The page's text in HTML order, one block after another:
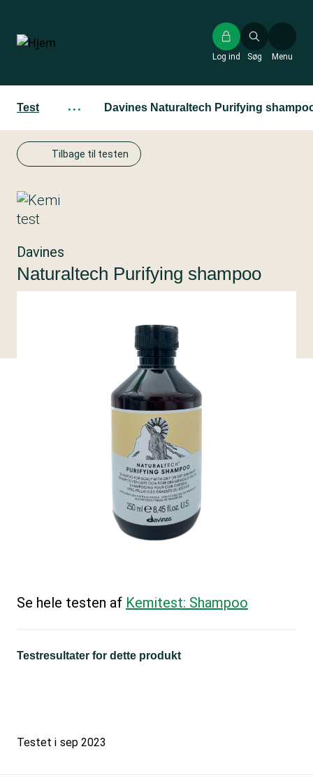
hovedindhold
Søg
Log ind Menu
Test ··· Davines Naturaltech Purifying
Tilbage til testen
Davines
Naturaltech Purifying shampoo
Se hele testen af Kemitest: Shampoo
Testresultater for dette produkt
Testet i sep 2023